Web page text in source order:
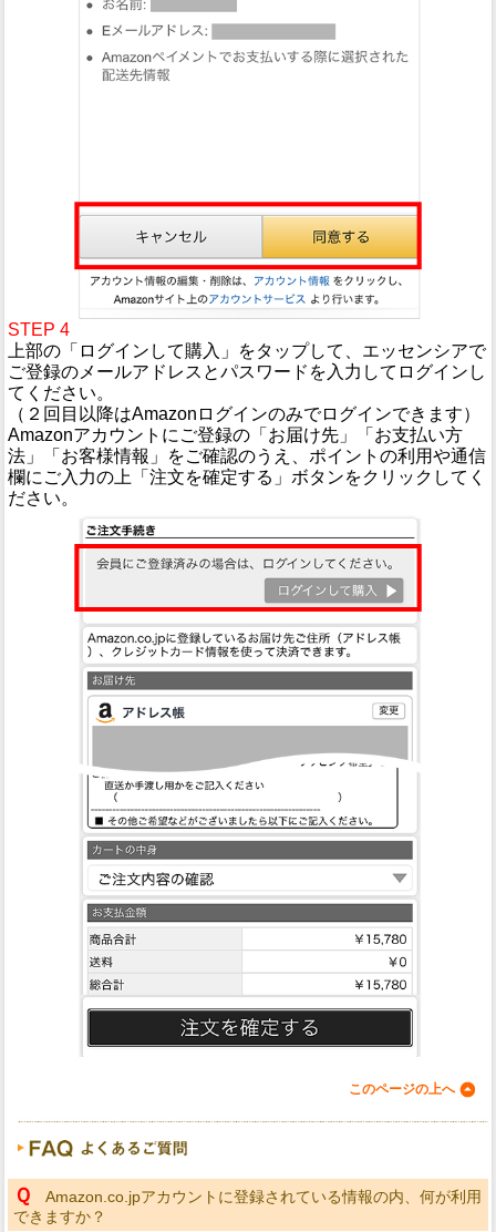
STEP 4
上部の「ログインして購入」をタップして、エッセンシアで
ご登録のメールアドレスとパスワードを入力してログインし
てください。
（２回目以降はAmazonログインのみでログインできます）
Amazonアカウントにご登録の「お届け先」「お支払い方
法」「お客様情報」をご確認のうえ、ポイントの利用や通信
欄にご入力の上「注文を確定する」ボタンをクリックしてく
ださい。
このページの上へ
Ｑ Amazon.co.jpアカウントに登録されている情報の内、何が利用
できますか？